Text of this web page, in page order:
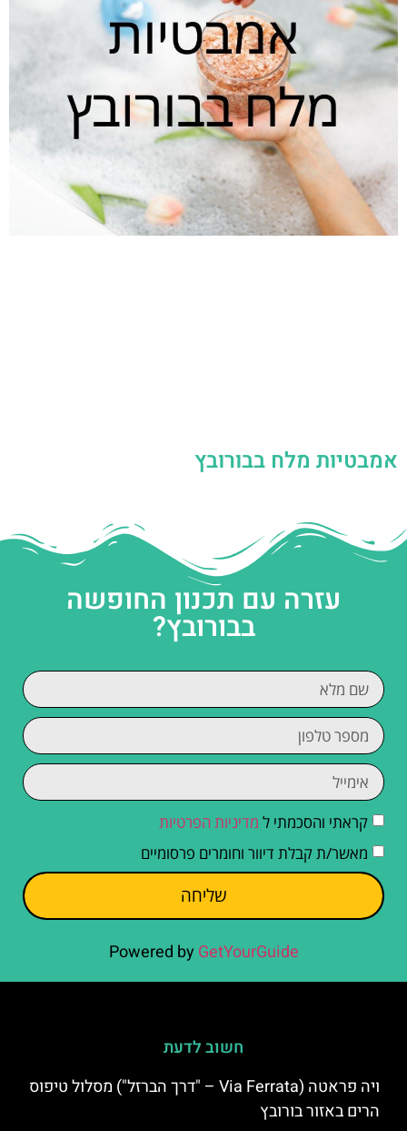
אמבטיות מלח בבורובץ
עזרה עם תכנון החופשה
בבורובץ?
קראתי והסכמתי ל מדיניות הפרטיות
מאשר/ת קבלת דיוור וחומרים פרסומיים
שליחה
Powered by GetYourGuide
חשוב לדעת
ויה פראטה (Via Ferrata – "דרך הברזל") מסלול טיפוס
הרים באזור בורובץ